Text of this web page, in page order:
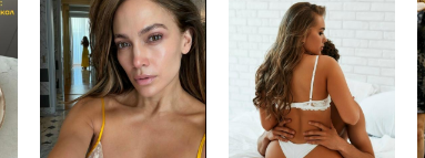
публично
прояснила
ситуацию.